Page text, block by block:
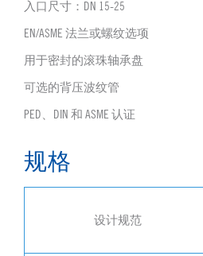
入口尺寸：DN 15-25
EN/ASME 法兰或螺纹选项
用于密封的滚珠轴承盘
可选的背压波纹管
PED、DIN 和 ASME 认证
规格
设计规范